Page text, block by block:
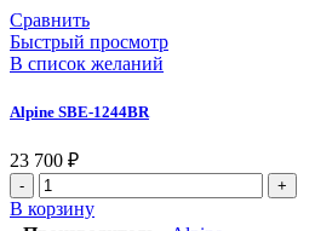
Сравнить
Быстрый просмотр
В список желаний
Alpine SBE-1244BR
23 700 ₽
В корзину